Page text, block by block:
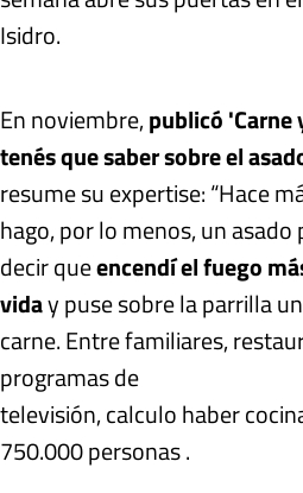
Isidro.
En noviembre,publicó 'Carne
tenés que saber sobre el
resume su expertise: “Hace
hago, por lo menos, un
decir queencendí el fuego
viday puse sobre la parrilla
carne. Entre familiares,
programas de
televisión, calculo haber
750.000 personas .